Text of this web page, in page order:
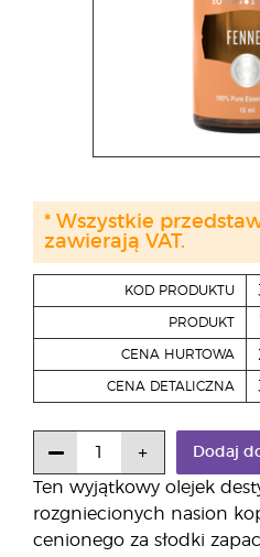
Ten wyjątkowy olejek
rozgniecionych nasion
cenionego za słodki
KOD PRODUKTU
PRODUKT
CENA HURTOWA
CENA DETALICZNA
Dodaj
* Wszystkie
zawierają VAT.